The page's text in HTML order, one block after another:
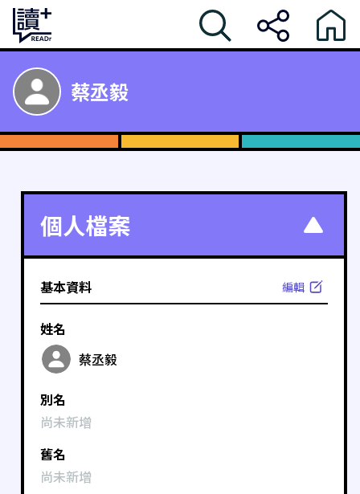
蔡丞毅
個人檔案
基本資料 編輯
姓名
蔡丞毅
別名
尚未新增
舊名
尚未新增